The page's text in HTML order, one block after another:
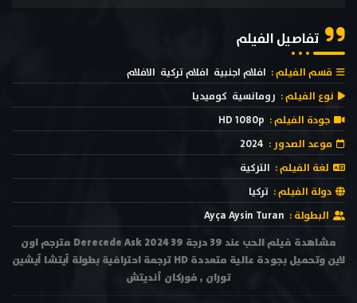
تفاصيل الفيلم
قسم الفيلم : افلام اجنبية افلام تركية الافلام
نوع الفيلم : رومانسية كوميديا
جودة الفيلم : HD 1080p
موعد الصدور : 2024
لغة الفيلم : التركية
دولة الفيلم : تركيا
البطولة : Ayça Aysin Turan
مشاهدة فيلم الحب عند 39 درجة 39 Derecede Ask 2024 مترجم اون
لاين وتحميل بجودة عالية متعددة HD ترجمة احترافية بطولة آيتشا آيشين
توران , فوركان أنديتش